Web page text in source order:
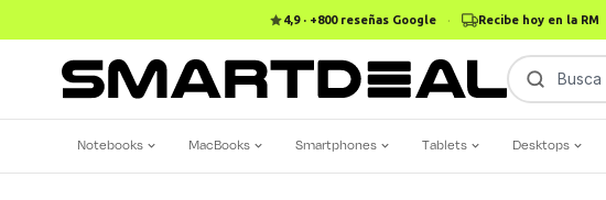
4,9 · +800 reseñas Google · Recibe hoy en la RM
Busca
Notebooks MacBooks Smartphones Tablets Desktops